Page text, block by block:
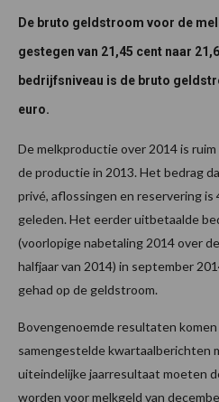
De bruto geldstroom voor de
gestegen van 21,45 cent naar
bedrijfsniveau is de bruto
euro.
De melkproductie over 2014 is
de productie in 2013. Het bedrag
privé, aflossingen en reservering is
geleden. Het eerder uitbetaalde
(voorlopige nabetaling 2014 over
halfjaar van 2014) in september
gehad op de geldstroom.
Bovengenoemde resultaten
samengestelde kwartaalberichten
uiteindelijke jaarresultaat moeten
worden voor melkgeld van